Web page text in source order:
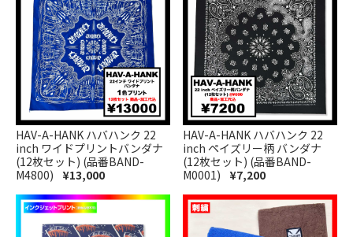
HAV-A-HANK ハバハンク 22
inch ワイドプリントバンダナ
(12枚セット) (品番BAND-
M4800) ¥13,000
HAV-A-HANK ハバハンク 22
inch ペイズリー柄 バンダナ
(12枚セット) (品番BAND-
M0001) ¥7,200